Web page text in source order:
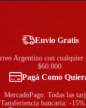
Envio Gratis
Argentino con cualquier
$60.000.
Pagá Como
MercadoPago: Todas las
Tansferiencia bancaria: -